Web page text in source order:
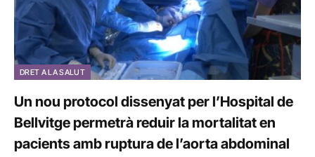
DRET A LA SALUT
Un nou protocol dissenyat per l’Hospital de
Bellvitge permetrà reduir la mortalitat en
pacients amb ruptura de l’aorta abdominal